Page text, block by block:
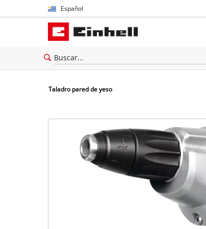
Español
Español
English
Taladro pared de yeso